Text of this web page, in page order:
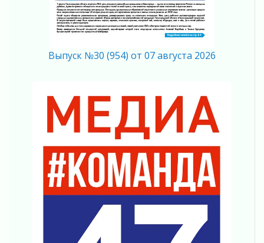
03 августа 2026
Новая площадка: 2027
03 августа 2026
Часть медиков в Ленобласти сможет
рассчитывать на доплату от региона
ликвидировали 10 пожаров
03 августа 2026
Клюква наливается, но в корзинку пока не
03 августа 2026
Строительные компании Ленобласти
подняли зарплаты почти на 40% за год
03 августа 2026
Шесть новых жизней в честь дня рождения
Ленинградской области
Выпуск №30 (954) от 07 августа 2026